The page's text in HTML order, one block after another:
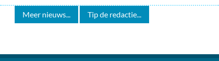
Meer nieuws... Tip de redactie...